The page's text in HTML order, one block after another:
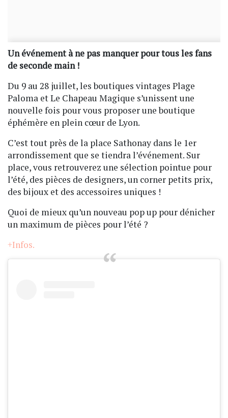
Un événement à ne pas manquer pour tous les fans
de seconde main !
Du 9 au 28 juillet, les boutiques vintages Plage
Paloma et Le Chapeau Magique s’unissent une
nouvelle fois pour vous proposer une boutique
éphémère en plein cœur de Lyon.
C’est tout près de la place Sathonay dans le 1er
arrondissement que se tiendra l’événement. Sur
place, vous retrouverez une sélection pointue pour
l’été, des pièces de designers, un corner petits prix,
des bijoux et des accessoires uniques !
Quoi de mieux qu’un nouveau pop up pour dénicher
un maximum de pièces pour l’été ?
+Infos.